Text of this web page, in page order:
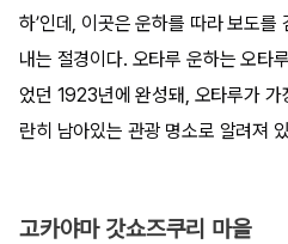
하’인데, 이곳은 운하를 따라 보도
내는 절경이다. 오타루 운하는 오타
었던 1923년에 완성돼, 오타루가
란히 남아있는 관광 명소로 알려져
고카야마 갓쇼즈쿠리 마을